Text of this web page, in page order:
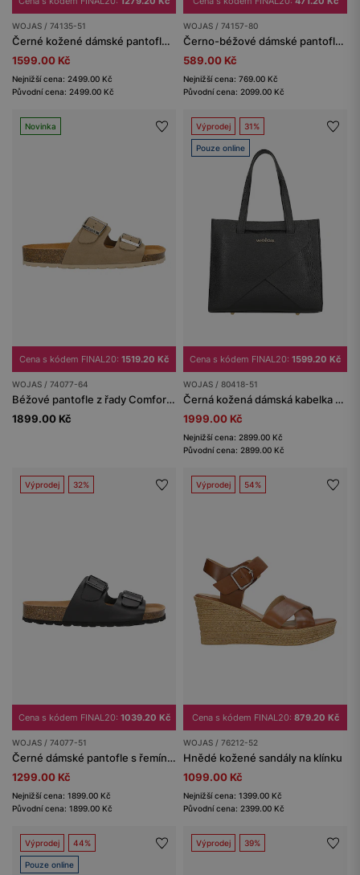
WOJAS / 74135-51
Černé kožené dámské pantofle na ploché podrážce
1599.00 Kč
Nejnižší cena: 2499.00 Kč
Původní cena: 2499.00 Kč
WOJAS / 74157-80
Černo-béžové dámské pantofle z lícové kůže s pleteninou z rafie
589.00 Kč
Nejnižší cena: 769.00 Kč
Původní cena: 2099.00 Kč
Novinka
Cena s kódem FINAL20: 1519.20 Kč
WOJAS / 74077-64
Béžové pantofle z řady Comfort na korkové podrážce
1899.00 Kč
Výprodej 31%
Pouze online
Cena s kódem FINAL20: 1599.20 Kč
WOJAS / 80418-51
Černá kožená dámská kabelka se zlatým logem
1999.00 Kč
Nejnižší cena: 2899.00 Kč
Původní cena: 2899.00 Kč
Výprodej 32%
Cena s kódem FINAL20: 1039.20 Kč
WOJAS / 74077-51
Černé dámské pantofle s řemínky a korkovou podrážkou
1299.00 Kč
Nejnižší cena: 1899.00 Kč
Původní cena: 1899.00 Kč
Výprodej 54%
Cena s kódem FINAL20: 879.20 Kč
WOJAS / 76212-52
Hnědé kožené sandály na klínku
1099.00 Kč
Nejnižší cena: 1399.00 Kč
Původní cena: 2399.00 Kč
Výprodej 44%
Pouze online
Výprodej 39%